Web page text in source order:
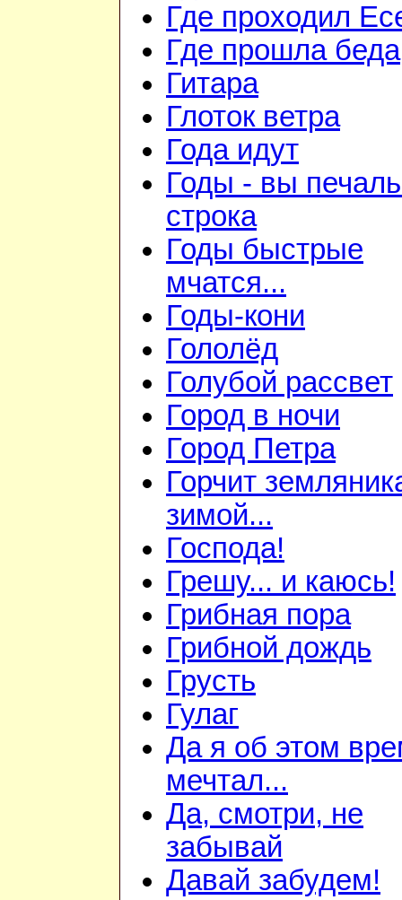
Где проходил
Где прошла беда
Гитара
Глоток ветра
Года идут
Годы - вы
строка
Годы быстрые
мчатся...
Годы-кони
Гололёд
Голубой рассвет
Город в ночи
Город Петра
Горчит
зимой...
Господа!
Грешу... и каюсь!
Грибная пора
Грибной дождь
Грусть
Гулаг
Да я об этом
мечтал...
Да, смотри, не
забывай
Давай забудем!